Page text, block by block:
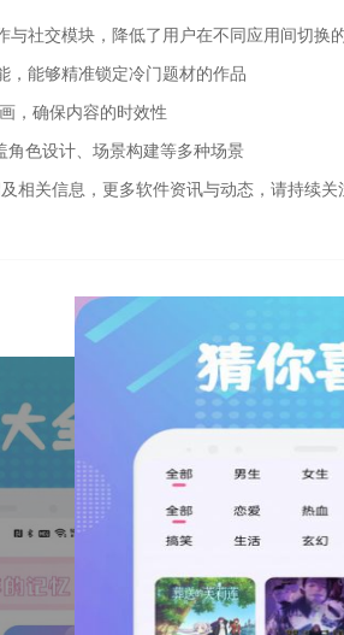
与社交模块，降低了用户在不同应用间切换
，能够精准锁定冷门题材的作品
，确保内容的时效性
色设计、场景构建等多种场景
相关信息，更多软件资讯与动态，请持续关